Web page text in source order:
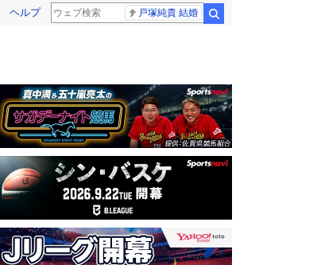
ヘルプ 戸塚純貴 結婚